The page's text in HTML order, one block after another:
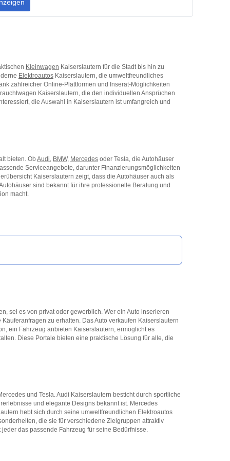
Kleinwagen Kaiserslautern für die Stadt bis hin zu
Elektroautos Kaiserslautern, die umweltfreundliches
zahlreicher Online-Plattformen und Inserat-Möglichkeiten
Kaiserslautern, die den individuellen Ansprüchen
die Auswahl in Kaiserslautern ist umfangreich und
bieten. Ob Audi, BMW, Mercedes oder Tesla, die Autohäuser
Serviceangebote, darunter Finanzierungsmöglichkeiten
Kaiserslautern zeigt, dass die Autohäuser auch als
sind bekannt für ihre professionelle Beratung und
macht.
sei es von privat oder gewerblich. Wer ein Auto inserieren
zu erhalten. Das Auto verkaufen Kaiserslautern
ein Fahrzeug anbieten Kaiserslautern, ermöglicht es
Diese Portale bieten eine praktische Lösung für alle, die
und Tesla. Audi Kaiserslautern besticht durch sportliche
und elegante Designs bekannt ist. Mercedes
hebt sich durch seine umweltfreundlichen Elektroautos
die sie für verschiedene Zielgruppen attraktiv
das passende Fahrzeug für seine Bedürfnisse.